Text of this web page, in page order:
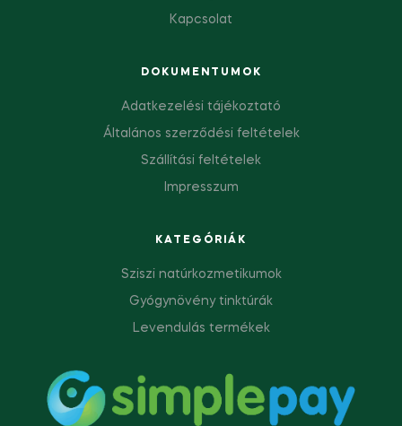
Kapcsolat
DOKUMENTUMOK
Adatkezelési tájékoztató
Általános szerződési feltételek
Szállítási feltételek
Impresszum
KATEGÓRIÁK
Sziszi natúrkozmetikumok
Gyógynövény tinktúrák
Levendulás termékek